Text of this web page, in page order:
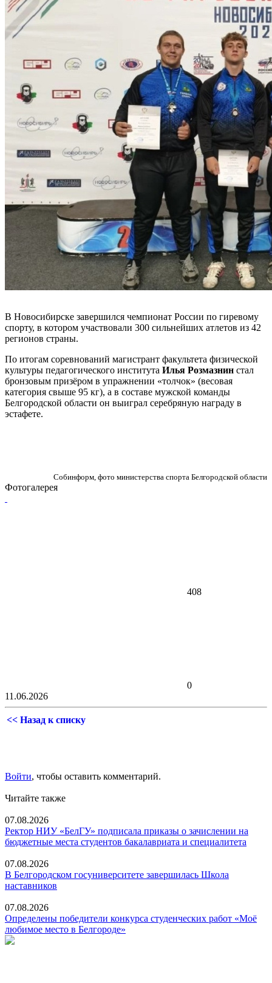
В Новосибирске завершился чемпионат России по гиревому
спорту, в котором участвовали 300 сильнейших атлетов из 42
регионов страны.
По итогам соревнований магистрант факультета физической
культуры педагогического института Илья Розмазнин стал
бронзовым призёром в упражнении «толчок» (весовая
категория свыше 95 кг), а в составе мужской команды
Белгородской области он выиграл серебряную награду в
эстафете.
Собинформ, фото министерства спорта Белгородской области
Фотогалерея
408
0
11.06.2026
<< Назад к списку
Войти, чтобы оставить комментарий.
Читайте также
07.08.2026
Ректор НИУ «БелГУ» подписала приказы о зачислении на
бюджетные места студентов бакалавриата и специалитета
07.08.2026
В Белгородском госуниверситете завершилась Школа
наставников
07.08.2026
Определены победители конкурса студенческих работ «Моё
любимое место в Белгороде»